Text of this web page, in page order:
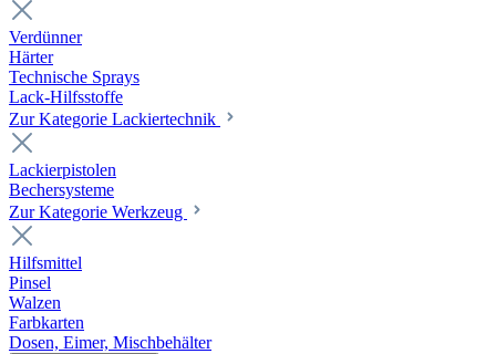
Verdünner
Härter
Technische Sprays
Lack-Hilfsstoffe
Zur Kategorie Lackiertechnik
Lackierpistolen
Bechersysteme
Zur Kategorie Werkzeug
Hilfsmittel
Pinsel
Walzen
Farbkarten
Dosen, Eimer, Mischbehälter